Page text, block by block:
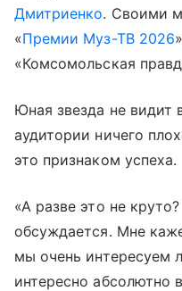
Дмитриенко. Своими
«Премии Муз-ТВ 2026
«Комсомольская
Юная звезда не видит
аудитории ничего
это признаком успеха.
«А разве это не
обсуждается. Мне
мы очень интересуем
интересно абсолютно